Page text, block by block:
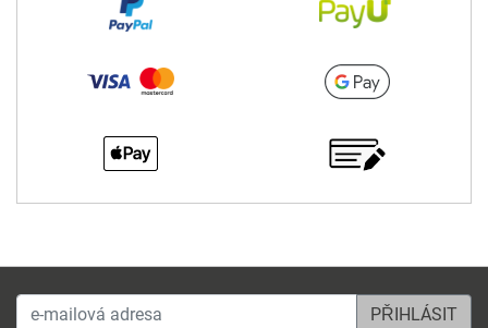
e-mailová adresa